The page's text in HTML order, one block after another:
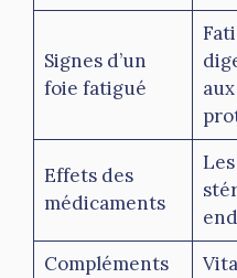
Signes d’un
foie fatigué
Effets des
médicaments
Compléments